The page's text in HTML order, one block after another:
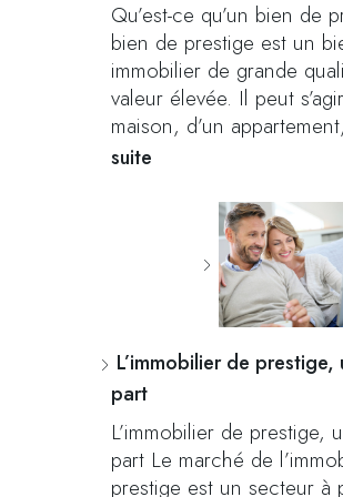
Qu’est-ce qu’un bien de
bien de prestige est un
immobilier de grande
valeur élevée. Il peut
maison, d’un
suite
L’immobilier de prestige,
part
L’immobilier de prestige,
part Le marché de
prestige est un secteur à